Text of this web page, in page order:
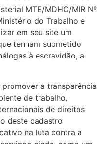
MTE/MDHC/MIR Nº
do Trabalho e
em seu site um
tenham submetido
à escravidão, a
a transparência
de trabalho,
de direitos
deste cadastro
na luta contra a